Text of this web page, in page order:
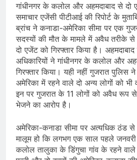
गांधीनगर के कलोल और अहमदाबाद से दो
समाचार एजेंसी पीटीआई की रिपोर्ट के
ब्रांच ने कनाडा-अमेरिका सीमा पर एक
सदस्यों की मौत के मामले में अवैध तरीके
दो एजेंट को गिरफ्तार किया है।
अधिकारियों ने गांधीनगर के कलोल और
गिरफ्तार किया। यही नहीं गुजरात
अमेरिका में रहने वाले दो अन्य लोगों को भी
इन पर गुजरात के 11 लोगों को अवैध रूप
भेजने का आरोप है।
अमेरिका-कनाडा सीमा पर अत्यधिक ठंड से
मालूम हो कि लगभग एक साल पहले
कलोल तालुका के डिंगुचा गांव के रहने